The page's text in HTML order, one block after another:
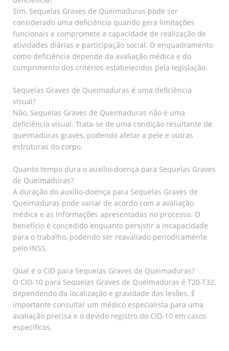
Sim, Sequelas Graves de Queimaduras pode ser
considerado uma deficiência quando gera limitações
funcionais e compromete a capacidade de realização de
atividades diárias e participação social. O enquadramento
como deficiência depende da avaliação médica e do
cumprimento dos critérios estabelecidos pela legislação.
Sequelas Graves de Queimaduras é uma deficiência
visual?
Não, Sequelas Graves de Queimaduras não é uma
deficiência visual. Trata-se de uma condição resultante de
queimaduras graves, podendo afetar a pele e outras
estruturas do corpo.
Quanto tempo dura o auxílio-doença para Sequelas Graves
de Queimaduras?
A duração do auxílio-doença para Sequelas Graves de
Queimaduras pode variar de acordo com a avaliação
médica e as informações apresentadas no processo. O
benefício é concedido enquanto persistir a incapacidade
para o trabalho, podendo ser reavaliado periodicamente
pelo INSS.
Qual é o CID para Sequelas Graves de Queimaduras?
O CID-10 para Sequelas Graves de Queimaduras é T20-T32,
dependendo da localização e gravidade das lesões. É
importante consultar um médico especialista para uma
avaliação precisa e o devido registro do CID-10 em casos
específicos.